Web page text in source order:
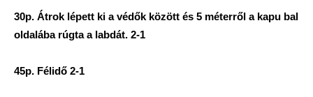
30p. Átrok lépett ki a védők között és 5 méterről a kapu bal
oldalába rúgta a labdát. 2-1
45p. Félidő 2-1